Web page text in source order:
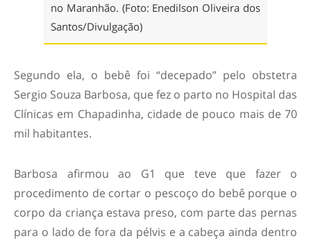
no Maranhão. (Foto: Enedilson Oliveira dos
Santos/Divulgação)
Segundo ela, o bebê foi “decepado” pelo obstetra
Sergio Souza Barbosa, que fez o parto no Hospital das
Clínicas em Chapadinha, cidade de pouco mais de 70
mil habitantes.
Barbosa afirmou ao G1 que teve que fazer o
procedimento de cortar o pescoço do bebê porque o
corpo da criança estava preso, com parte das pernas
para o lado de fora da pélvis e a cabeça ainda dentro